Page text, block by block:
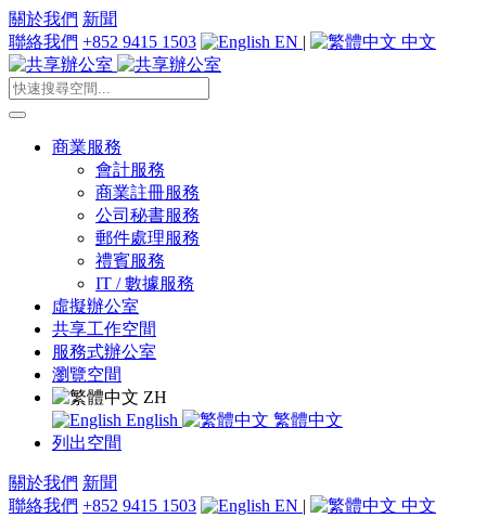
關於我們 新聞
聯絡我們 +852 9415 1503 EN | 中文
商業服務
會計服務
商業註冊服務
公司秘書服務
郵件處理服務
禮賓服務
IT / 數據服務
虛擬辦公室
共享工作空間
服務式辦公室
瀏覽空間
ZH
English
繁體中文
列出空間
關於我們 新聞
聯絡我們 +852 9415 1503 EN | 中文